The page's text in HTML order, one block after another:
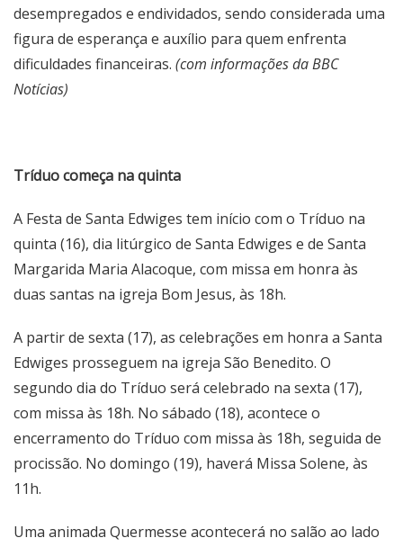
desempregados e endividados, sendo considerada uma
figura de esperança e auxílio para quem enfrenta
dificuldades financeiras. (com informações da BBC
Notícias)
Tríduo começa na quinta
A Festa de Santa Edwiges tem início com o Tríduo na
quinta (16), dia litúrgico de Santa Edwiges e de Santa
Margarida Maria Alacoque, com missa em honra às
duas santas na igreja Bom Jesus, às 18h.
A partir de sexta (17), as celebrações em honra a Santa
Edwiges prosseguem na igreja São Benedito. O
segundo dia do Tríduo será celebrado na sexta (17),
com missa às 18h. No sábado (18), acontece o
encerramento do Tríduo com missa às 18h, seguida de
procissão. No domingo (19), haverá Missa Solene, às
11h.
Uma animada Quermesse acontecerá no salão ao lado